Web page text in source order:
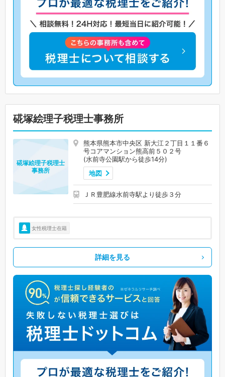
硴塚絵理子税理士事務所
熊本県熊本市中央区 新大江２丁目１１番６
号コアマンション熊高前５０２号
(水前寺公園駅から徒歩14分)
地図
ＪＲ豊肥線水前寺駅より徒歩３分
硴塚絵理子税理士
事務所
女性税理士在籍
詳細を見る